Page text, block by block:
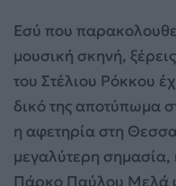
Εσύ που
μουσική σκηνή,
του Στέλιου Ρόκκου
δικό της αποτύπωμα
η αφετηρία στη
μεγαλύτερη
Πάρκο Παύλου Μελά